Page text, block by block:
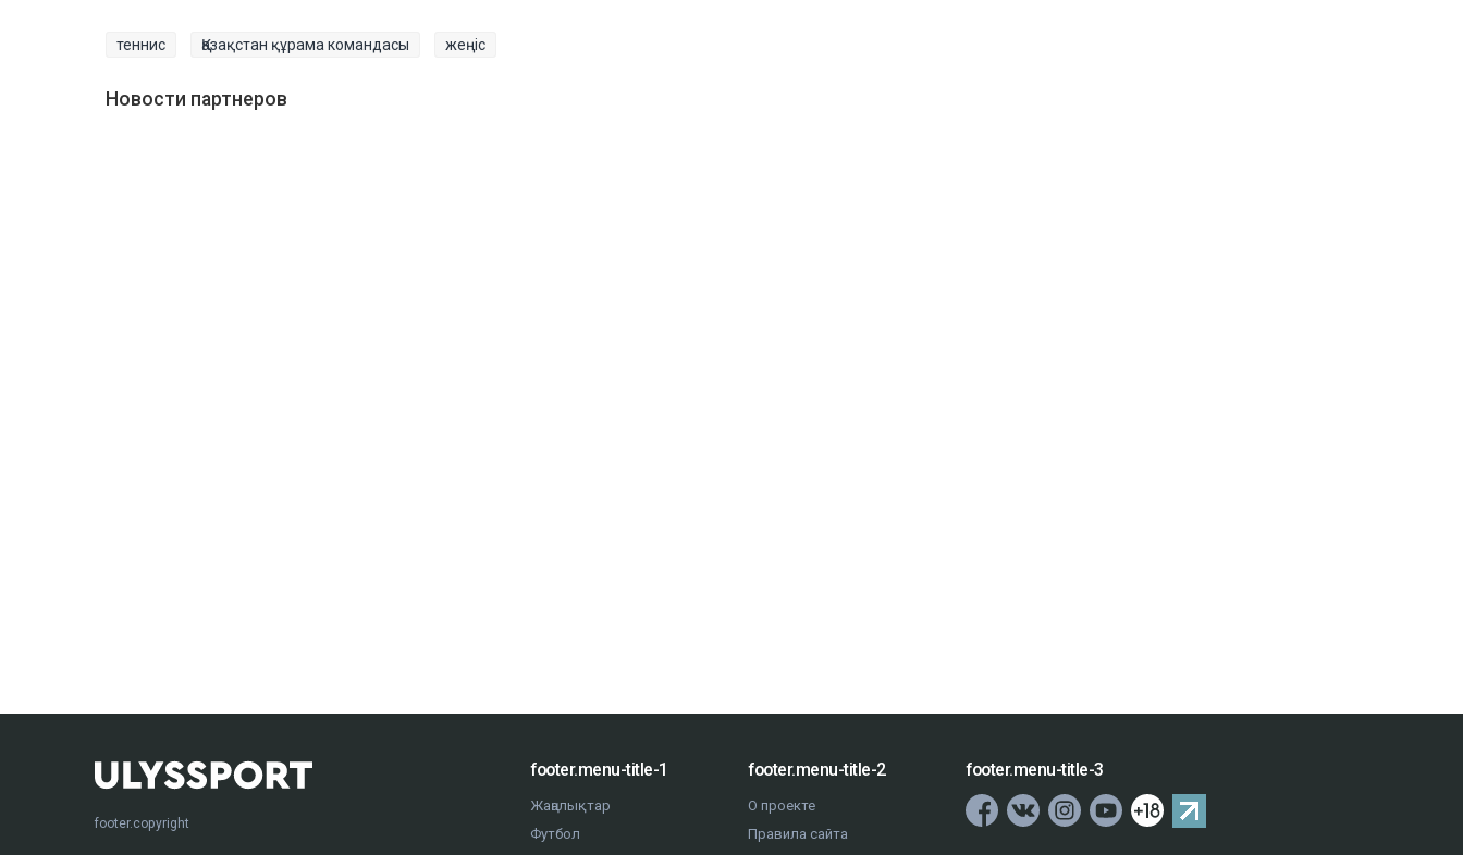
теннис Қазақстан құрама командасы жеңіс
Новости партнеров
footer.copyright
footer.menu-title-1
Жаңалықтар
Футбол
footer.menu-title-2
О проекте
Правила сайта
footer.menu-title-3